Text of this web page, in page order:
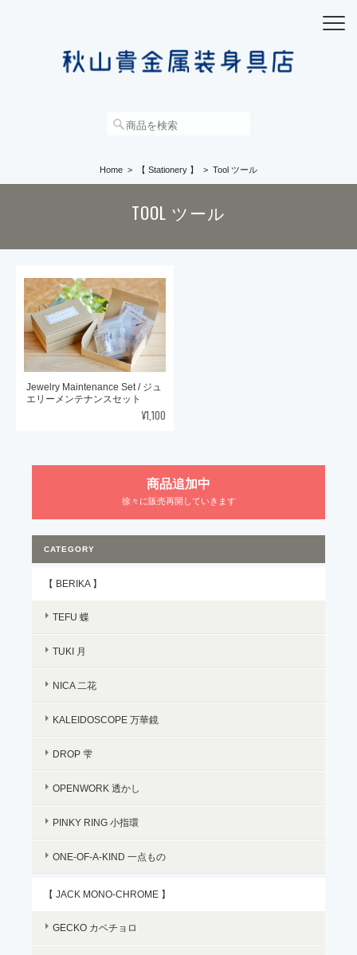
Home 【 Stationery 】 Tool ツール
TOOL ツール
Jewelry Maintenance Set / ジュ
エリーメンテナンスセット
¥1,100
商品追加中
徐々に販売再開していきます
CATEGORY
【 BERIKA 】
TEFU 蝶
TUKI 月
NICA 二花
KALEIDOSCOPE 万華鏡
DROP 雫
OPENWORK 透かし
PINKY RING 小指環
ONE-OF-A-KIND 一点もの
【 JACK MONO-CHROME 】
GECKO カベチョロ